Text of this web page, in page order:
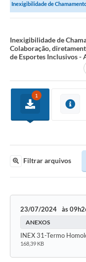
Inexigibilidade de
Inexigibilidade de
Colaboração,
de Esportes Inclusivos -
1
Filtrar arquivos
23/07/2024
ANEXOS
INEX 31-Termo
168,39 KB